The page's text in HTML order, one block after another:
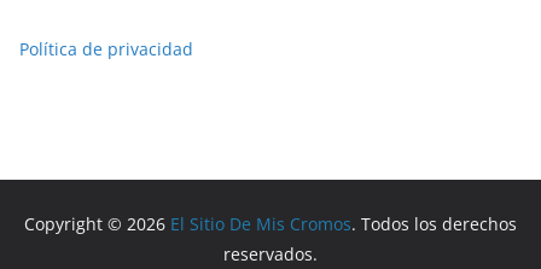
Política de privacidad
Copyright © 2026 El Sitio De Mis Cromos. Todos los derechos
reservados.